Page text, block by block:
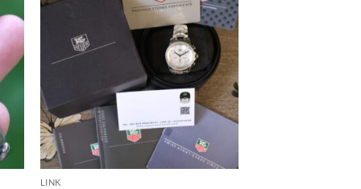
Add to
Wishlist
LINK